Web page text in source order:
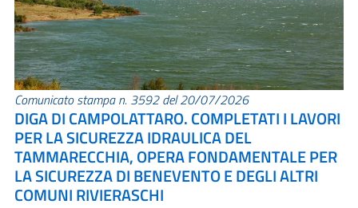
Comunicato stampa n. 3592 del 20/07/2026
DIGA DI CAMPOLATTARO. COMPLETATI I LAVORI
PER LA SICUREZZA IDRAULICA DEL
TAMMARECCHIA, OPERA FONDAMENTALE PER
LA SICUREZZA DI BENEVENTO E DEGLI ALTRI
COMUNI RIVIERASCHI